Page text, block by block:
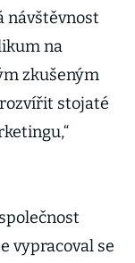
návštěvnost
na
zkušeným
stojaté
vypracoval se